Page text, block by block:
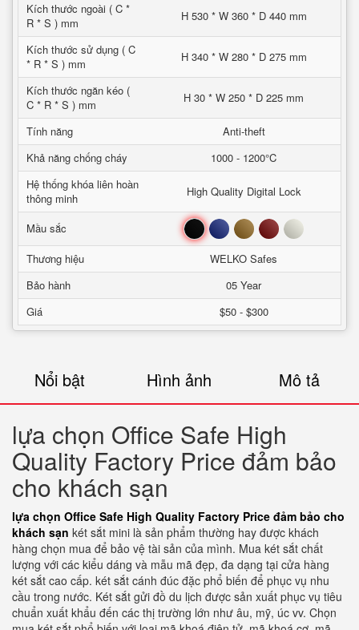
Kích thước ngoài ( C *
R * S ) mm
H 530 * W 360 * D 440 mm
Kích thước sử dụng ( C
* R * S ) mm
H 340 * W 280 * D 275 mm
Kích thước ngăn kéo (
C * R * S ) mm
H 30 * W 250 * D 225 mm
Tính năng
Anti-theft
Khả năng chống cháy
1000 - 1200°C
Hệ thống khóa liên hoàn
thông minh
High Quality Digital Lock
Mầu sắc Đen Xanh Nâu Đỏ Trắng
Thương hiệu
WELKO Safes
Bảo hành
05 Year
Giá
$50 - $300
Nổi bật Hình ảnh Mô tả
lựa chọn Office Safe High
Quality Factory Price đảm bảo
cho khách sạn
lựa chọn Office Safe High Quality Factory Price đảm bảo cho
khách sạn két sắt mini là sản phẩm thường hay được khách
hàng chọn mua để bảo vệ tài sản của mình. Mua két sắt chất
lượng với các kiểu dáng và mẫu mã đẹp, đa dạng tại cửa hàng
két sắt cao cấp. két sắt cánh đúc đặc phổ biến để phục vụ nhu
cầu trong nước. Két sắt gửi đồ du lịch được sản xuất phục vụ tiêu
chuẩn xuất khẩu đến các thị trường lớn như âu, mỹ, úc vv. Chọn